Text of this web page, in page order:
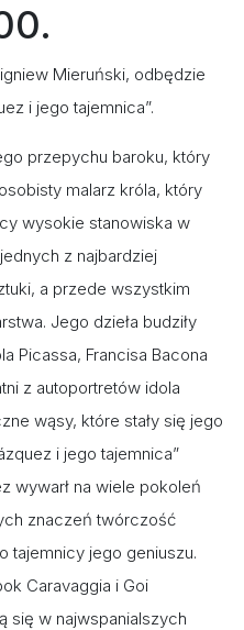
Mieruński, odbędzie
i jego tajemnica”.
przepychu baroku, który
malarz króla, który
wysokie stanowiska w
z najbardziej
a przede wszystkim
Jego dzieła budziły
Picassa, Francisa Bacona
z autoportretów idola
wąsy, które stały się jego
i jego tajemnica”
wywarł na wiele pokoleń
znaczeń twórczość
tajemnicy jego geniuszu.
Caravaggia i Goi
się w najwspanialszych